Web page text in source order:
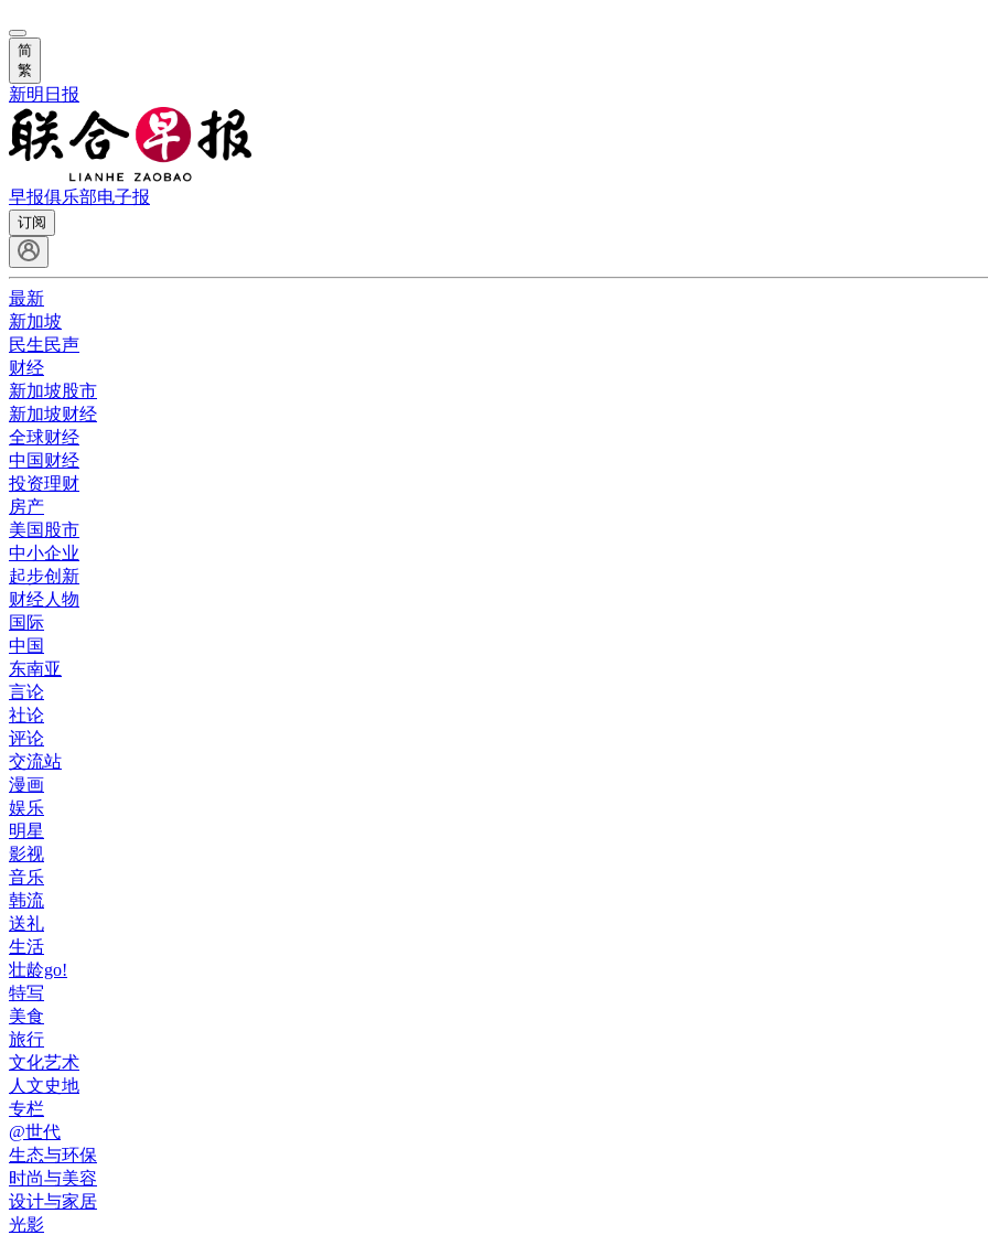
简
繁
新明日报
早报俱乐部电子报
订阅
最新
新加坡
民生民声
财经
新加坡股市
新加坡财经
全球财经
中国财经
投资理财
房产
美国股市
中小企业
起步创新
财经人物
国际
中国
东南亚
言论
社论
评论
交流站
漫画
娱乐
明星
影视
音乐
韩流
送礼
生活
壮龄go!
特写
美食
旅行
文化艺术
人文史地
专栏
@世代
生态与环保
时尚与美容
设计与家居
光影